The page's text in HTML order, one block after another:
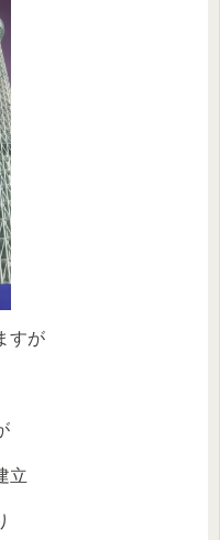
すが
立